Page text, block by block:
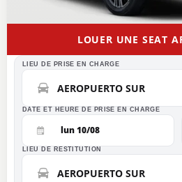
LOUER UNE SEAT
LIEU DE PRISE EN CHARGE
AEROPUERTO SUR
DATE ET HEURE DE PRISE EN CHARGE
lun 10/08
LIEU DE RESTITUTION
AEROPUERTO SUR